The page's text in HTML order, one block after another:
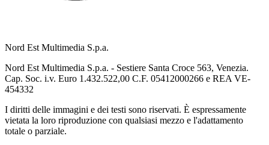
Nord Est Multimedia S.p.a.
Nord Est Multimedia S.p.a. - Sestiere Santa Croce 563, Venezia.
Cap. Soc. i.v. Euro 1.432.522,00 C.F. 05412000266 e REA VE-
454332
I diritti delle immagini e dei testi sono riservati. È espressamente
vietata la loro riproduzione con qualsiasi mezzo e l'adattamento
totale o parziale.